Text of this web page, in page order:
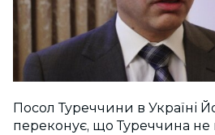
Посол Туреччини в Україні
переконує, що Туреччина не